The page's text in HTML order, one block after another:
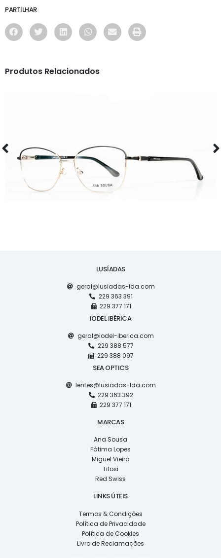
PARTILHAR
Produtos Relacionados
LUSÍADAS
geral@lusiadas-lda.com
229 363 391
229 377 171
IODEL IBÉRICA
geral@iodel-iberica.com
229 388 577
229 388 097
SEA OPTICS
lentes@lusiadas-lda.com
229 363 392
229 377 171
MARCAS
Ana Sousa
Fátima Lopes
Miguel Vieira
Tifosi
Red Swiss
LINKS ÚTEIS
Termos & Condições
Política de Privacidade
Política de Cookies
Livro de Reclamações